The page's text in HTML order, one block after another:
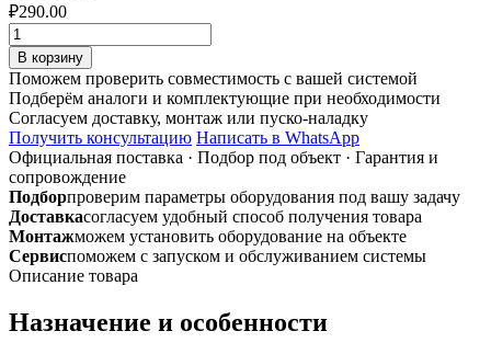
₽290.00
Количество
товара
Муфта
ф
250
из
оцинкованной
стали
В корзину
Поможем проверить совместимость с вашей системой
Подберём аналоги и комплектующие при необходимости
Согласуем доставку, монтаж или пуско-наладку
Получить консультацию Написать в WhatsApp
Официальная поставка · Подбор под объект · Гарантия и
сопровождение
Подборпроверим параметры оборудования под вашу задачу
Доставкасогласуем удобный способ получения товара
Монтажможем установить оборудование на объекте
Сервиспоможем с запуском и обслуживанием системы
Описание товара
Назначение и особенности